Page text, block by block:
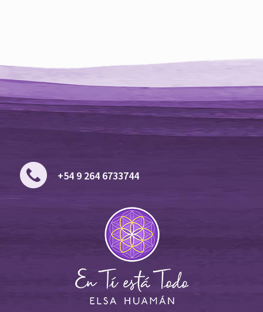
+54 9 264 6733744